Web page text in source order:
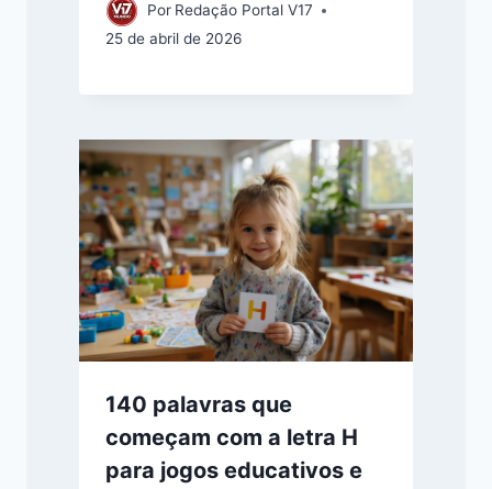
Por Redação Portal V17
25 de abril de 2026
140 palavras que
começam com a letra H
para jogos educativos e